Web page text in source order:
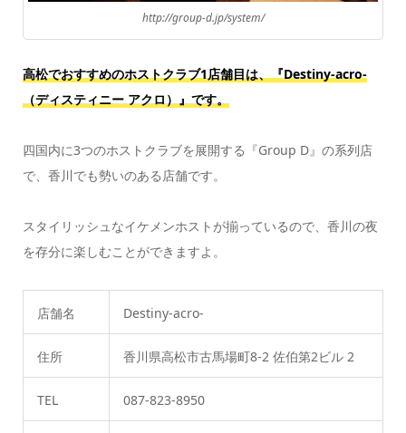
http://group-d.jp/system/
高松でおすすめのホストクラブ1店舗目は、『Destiny-acro-
（ディスティニー アクロ）』です。
四国内に3つのホストクラブを展開する『Group D』の系列店
で、香川でも勢いのある店舗です。
スタイリッシュなイケメンホストが揃っているので、香川の夜
を存分に楽しむことができますよ。
店舗名 Destiny-acro-
住所 香川県高松市古馬場町8-2 佐伯第2ビル 2
TEL 087-823-8950